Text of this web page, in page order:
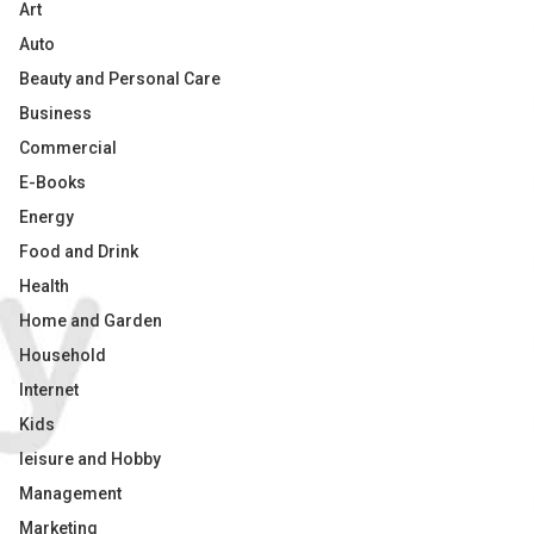
Art
Auto
Beauty and Personal Care
Business
Commercial
E-Books
Energy
Food and Drink
Health
Home and Garden
Household
Internet
Kids
leisure and Hobby
Management
Marketing